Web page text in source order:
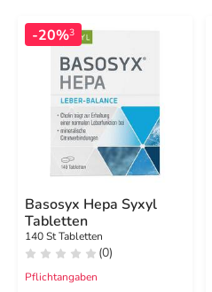
-20%3
Basosyx Hepa Syxyl
Tabletten
140 St Tabletten
(0)
Pflichtangaben